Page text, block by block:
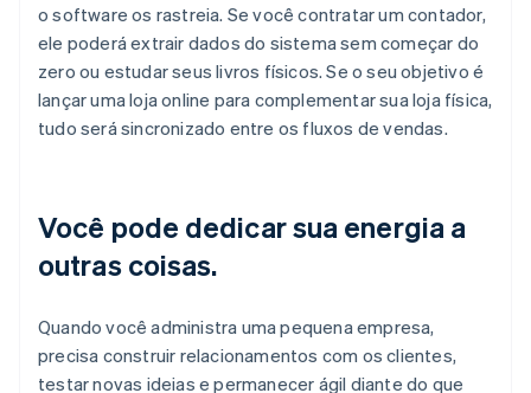
o software os rastreia. Se você contratar um contador,
ele poderá extrair dados do sistema sem começar do
zero ou estudar seus livros físicos. Se o seu objetivo é
lançar uma loja online para complementar sua loja física,
tudo será sincronizado entre os fluxos de vendas.
Você pode dedicar sua energia a
outras coisas.
Quando você administra uma pequena empresa,
precisa construir relacionamentos com os clientes,
testar novas ideias e permanecer ágil diante do que